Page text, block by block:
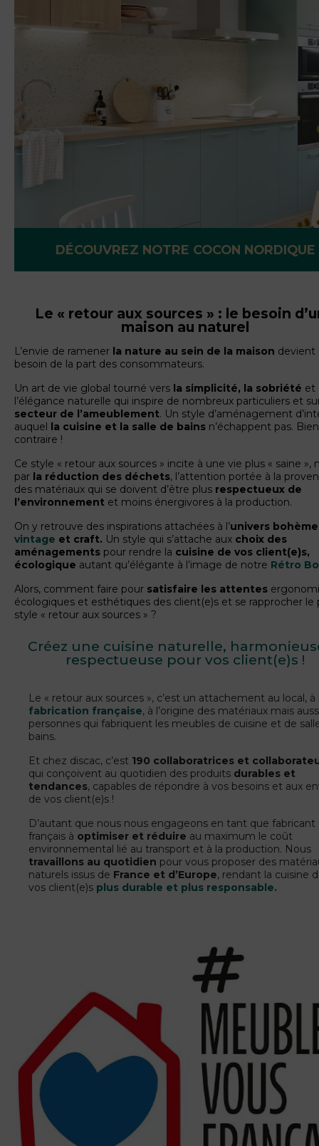
DÉCOUVREZ NOTRE COCON NORDIQUE
Le « retour aux sources » : le besoin
maison au naturel
L’envie de ramener la nature au sein de la maison devient
besoin de la part des consommateurs.
Un art de vie global tourné vers la simplicité, la sobriété et
l’élégance naturelle qui inspire de nombreux particuliers et
secteur de l’ameublement. Un style d’aménagement
auquel la cuisine et la salle de bains n’échappent pas.
contraire !
Ce style « retour aux sources » incite à une vie plus « saine »,
par la réduction des déchets, l’attention portée à la
des matériaux qui se doivent d’être plus respectueux de
l’environnement et moins énergivores à la production.
On y retrouve des inspirations attachées à l’univers
vintage et craft. Un style qui s’attache aux choix des
aménagements pour rendre la cuisine de vos client(e)s,
écologique autant qu’élégante à l’image de notre Rétro
Alors, comment faire pour satisfaire les attentes
écologiques et esthétiques des client(e)s et se rapprocher le
style « retour aux sources » ?
Créez une cuisine naturelle,
respectueuse pour vos client(e)s !
Le « retour aux sources », c’est un attachement au local, à
fabrication française, à l’origine des matériaux mais
personnes qui fabriquent les meubles de cuisine et de
bains.
Et chez discac, c’est 190 collaboratrices et
qui conçoivent au quotidien des produits durables et
tendances, capables de répondre à vos besoins et aux
de vos client(e)s !
D’autant que nous nous engageons en tant que fabricant
français à optimiser et réduire au maximum le coût
environnemental lié au transport et à la production. Nous
travaillons au quotidien pour vous proposer des
naturels issus de France et d’Europe, rendant la cuisine
vos client(e)s plus durable et plus responsable.